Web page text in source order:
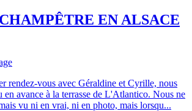
EN ALSACE
rendez-vous avec Géraldine et Cyrille, nous
en avance à la terrasse de L'Atlantico. Nous ne
vu ni en vrai, ni en photo, mais lorsqu...